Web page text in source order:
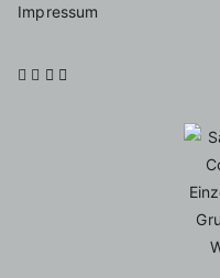
Impressum